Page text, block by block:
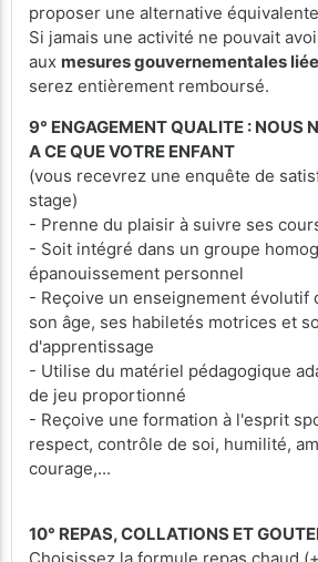
proposer une alternative
Si jamais une activité ne pouvait
aux mesures gouvernementales
serez entièrement remboursé.
9° ENGAGEMENT QUALITE : NOUS
A CE QUE VOTRE ENFANT
(vous recevrez une enquête de
stage)
- Prenne du plaisir à suivre ses
- Soit intégré dans un groupe
épanouissement personnel
- Reçoive un enseignement évolutif
son âge, ses habiletés motrices et
d'apprentissage
- Utilise du matériel pédagogique
de jeu proportionné
- Reçoive une formation à l'esprit
respect, contrôle de soi, humilité,
courage,...
10° REPAS, COLLATIONS ET